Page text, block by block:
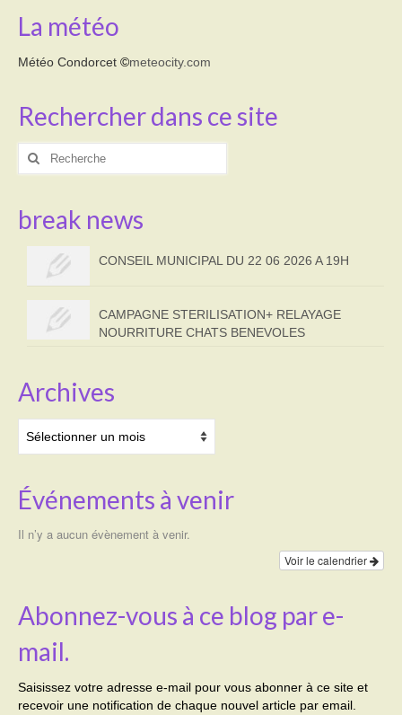
La météo
Météo Condorcet ©meteocity.com
Rechercher dans ce site
Rechercher
break news
CONSEIL MUNICIPAL DU 22 06 2026 A 19H
CAMPAGNE STERILISATION+ RELAYAGE
NOURRITURE CHATS BENEVOLES
Archives
Événements à venir
Il n’y a aucun évènement à venir.
Voir le calendrier
Abonnez-vous à ce blog par e-
mail.
Saisissez votre adresse e-mail pour vous abonner à ce site et
recevoir une notification de chaque nouvel article par email.